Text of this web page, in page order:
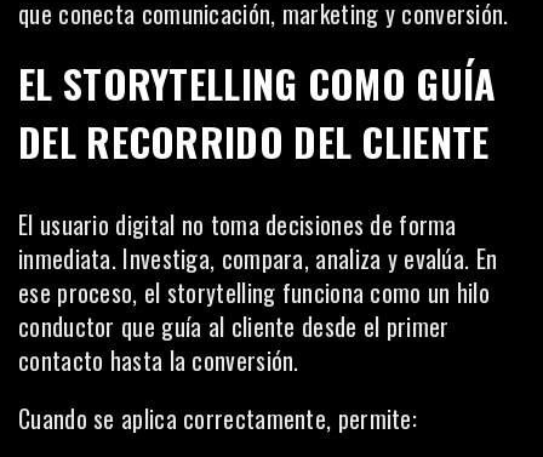
que conecta comunicación, marketing y conversión.
EL STORYTELLING COMO GUÍA
DEL RECORRIDO DEL CLIENTE
El usuario digital no toma decisiones de forma
inmediata. Investiga, compara, analiza y evalúa. En
ese proceso, el storytelling funciona como un hilo
conductor que guía al cliente desde el primer
contacto hasta la conversión.
Cuando se aplica correctamente, permite: